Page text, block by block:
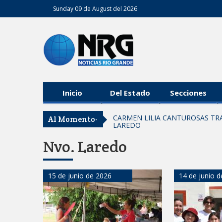
Sunday 09 de August del 2026
Inicio Del Estado Secciones
Al Momento- CARMEN LILIA CANTUROSAS
LAREDO
Fortalece la UAT el acceso a la
ENFERMEDADES EN MASCOTAS
Lleva gobierno de Reynosa
CARMEN LILIA CANTUROSAS
PARA NUEVA PRIMARIA EN EL
Entrega SEBIEN paquetes
Nvo. Laredo
15 de junio de 2026 14 de junio